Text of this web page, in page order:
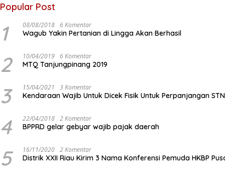
Popular Post
1 08/08/2018 6 Komentar
Wagub Yakin Pertanian di Lingga Akan Berhasil
2 10/04/2019 6 Komentar
MTQ Tanjungpinang 2019
3 15/04/2021 3 Komentar
Kendaraan Wajib Untuk Dicek Fisik Untuk Perpanjangan
4 22/04/2018 2 Komentar
BPPRD gelar gebyar wajib pajak daerah
5 16/11/2020 2 Komentar
Distrik XXII Riau Kirim 3 Nama Konferensi Pemuda HKBP